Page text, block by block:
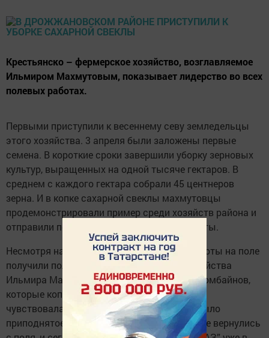
Крестьянско – фермерское хозяйство, возглавляемое
Ильмиром Махмутовым, показывает лидерство во всех
полевых работах.
Первыми приступили к весеннему севу земледельцы
этого хозяйства. 3 апреля были заложены первые
семена. В короткие сроки завершили уборку зерновых
культур, выращенных на одной тысяче гектаров. В
среднем с каждого гектара собрали 45 центнеров
зерна. И в копке сахарной свеклы махмутовцы
продемонстрировали пример среди хозяйств района и
отправили первое сырье на приемные пункты.
Несмотря на достаточно раннее время, работы на поле
получили полную мощь. Руководителя хозяйства
Ильмира Махмутова мы встретили около комбайнов,
которые копают сахарную свеклу. На лице
чувствовалась усталость, но настроение было
приподнятое. Вчера до десяти часов ночи не вернулись